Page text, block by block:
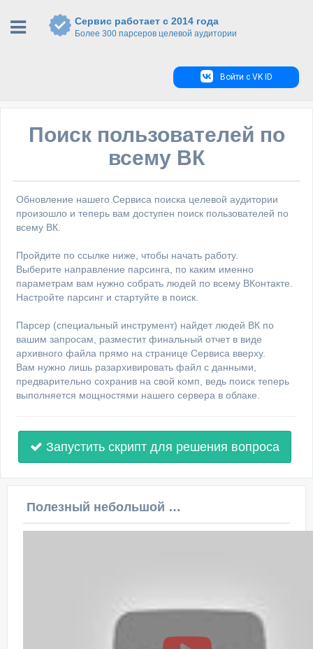
Сервис работает с 2014 года
Более 300 парсеров целевой аудитории
Войти с VK ID
Поиск пользователей по
всему ВК
Обновление нашего Сервиса поиска целевой аудитории
произошло и теперь вам доступен поиск пользователей по
всему ВК.
Пройдите по ссылке ниже, чтобы начать работу.
Выберите направление парсинга, по каким именно
параметрам вам нужно собрать людей по всему ВКонтакте.
Настройте парсинг и стартуйте в поиск.
Парсер (специальный инструмент) найдет людей ВК по
вашим запросам, разместит финальный отчет в виде
архивного файла прямо на странице Сервиса вверху.
Вам нужно лишь разархивировать файл с данными,
предварительно сохранив на свой комп, ведь поиск теперь
выполняется мощностями нашего сервера в облаке.
Запустить скрипт для решения вопроса
Полезный небольшой видеоурок по этой теме